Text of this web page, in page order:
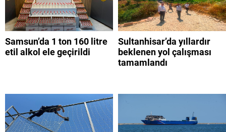
Samsun’da 1 ton 160 litre
etil alkol ele geçirildi
Sultanhisar’da yıllardır
beklenen yol çalışması
tamamlandı